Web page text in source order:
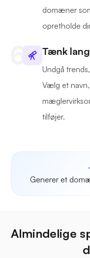
domæner
opretholde
Tænk
Undgå
Vælg et
tilføjer.
Generer et
Almindelige